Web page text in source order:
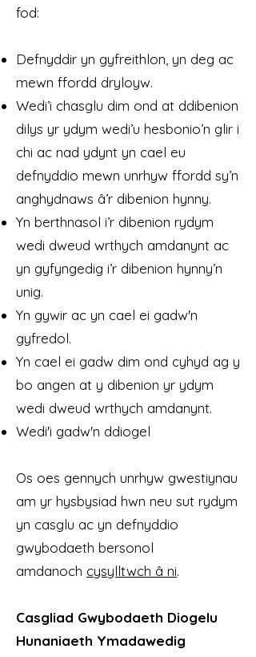
fod:
Defnyddir yn gyfreithlon, yn deg ac
mewn ffordd dryloyw.
Wedi’i chasglu dim ond at ddibenion
dilys yr ydym wedi’u hesbonio’n glir i
chi ac nad ydynt yn cael eu
defnyddio mewn unrhyw ffordd sy’n
anghydnaws â’r dibenion hynny.
Yn berthnasol i’r dibenion rydym
wedi dweud wrthych amdanynt ac
yn gyfyngedig i’r dibenion hynny’n
unig.
Yn gywir ac yn cael ei gadw'n
gyfredol.
Yn cael ei gadw dim ond cyhyd ag y
bo angen at y dibenion yr ydym
wedi dweud wrthych amdanynt.
Wedi'i gadw'n ddiogel
Os oes gennych unrhyw gwestiynau
am yr hysbysiad hwn neu sut rydym
yn casglu ac yn defnyddio
gwybodaeth bersonol
amdanoch cysylltwch â ni.
Casgliad Gwybodaeth Diogelu
Hunaniaeth Ymadawedig